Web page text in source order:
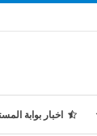
اخبار بوابة